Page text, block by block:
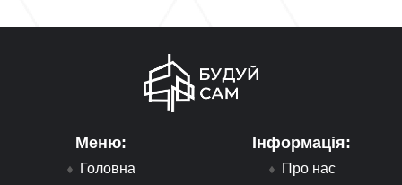
Меню:
Головна
Інформація:
Про нас